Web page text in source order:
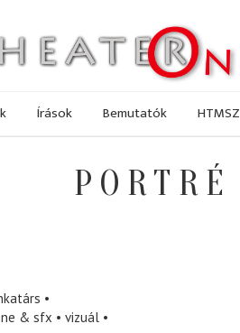
Írások Bemutatók HTMSZ
PORTRÉ
& sfx
vizuál